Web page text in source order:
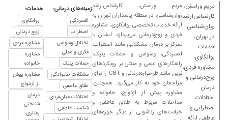
مریم ورامش،
کارشناس‌ارشد
روان‌شناسی
در تهران،
خدمات
روانکاوی،
مشاوره فردی،
زوج‌درمانی و
درمان
اختلالات
اضطرابی و
عاطفی ارائه
مریم ورامش، کارشناس‌ارشد
روان‌شناسی، در منطقه پاسداران تهران به
ارائه خدمات تخصصی روانکاوی، مشاوره
فردی و زوج‌درمانی می‌پردازد. ایشان با
تمرکز بر درمان مشکلاتی مانند اضطراب،
افسردگی، وسواس و حملات پنیک،
راهکارهای علمی و مبتنی بر رویکردهای
نوین مانند طرحواره‌درمانی و CBT را برای
مراجعان خود به کار می‌گیرد. همچنین،
مشاوره پیش از ازدواج، خانواده و
مداخلات مربوط به طلاق عاطفی و
خیانت‌های زناشویی از دیگر حوزه‌های
زمینه‌های درمانی:
افسردگی
اضطراب
اختلال وسواس
فکری و عملی
حملات پنیک
مشکلات خانوادگی
طلاق عاطفی
اختلالات میان‌فردی
شکست عاطفی
خدمات:
روانکاوی
زوج درمانی
مشاوره فردی
مشاوره
خانواده
مشاوره پیش
از ازدواج
درمان
شناختی
رفتاری